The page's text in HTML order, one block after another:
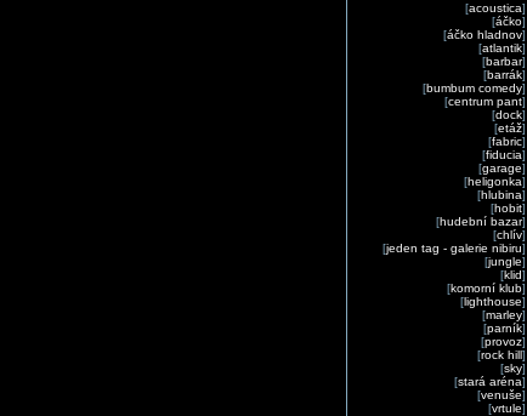
[acoustica]
[áčko]
[áčko hladnov]
[atlantik]
[barbar]
[barrák]
[bumbum comedy]
[centrum pant]
[dock]
[etáž]
[fabric]
[fiducia]
[garage]
[heligonka]
[hlubina]
[hobit]
[hudební bazar]
[chlív]
[jeden tag - galerie nibiru]
[jungle]
[klid]
[komorní klub]
[lighthouse]
[marley]
[parník]
[provoz]
[rock hill]
[sky]
[stará aréna]
[venuše]
[vrtule]